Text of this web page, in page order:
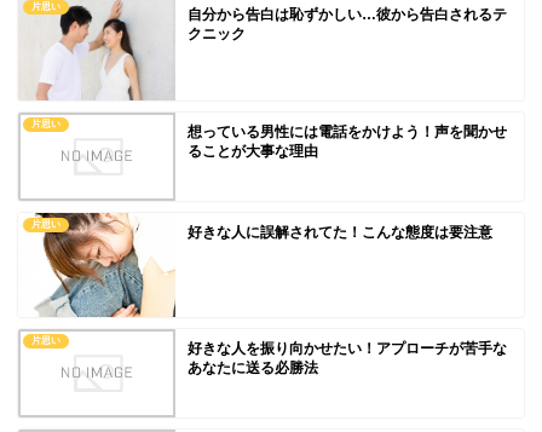
片思い
自分から告白は恥ずかしい…彼から告白されるテ
クニック
片思い
想っている男性には電話をかけよう！声を聞かせ
ることが大事な理由
片思い 好きな人に誤解されてた！こんな態度は要注意
片思い
好きな人を振り向かせたい！アプローチが苦手な
あなたに送る必勝法